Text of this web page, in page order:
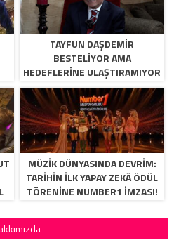
TAYFUN DAŞDEMIR
BESTELIYOR AMA
HEDEFLERINE ULAŞTIRAMIYOR
MÜZİK DÜNYASINDA DEVRİM:
TARİHİN İLK YAPAY ZEKÂ ÖDÜL
TÖRENİNE NUMBER1 İMZASI!